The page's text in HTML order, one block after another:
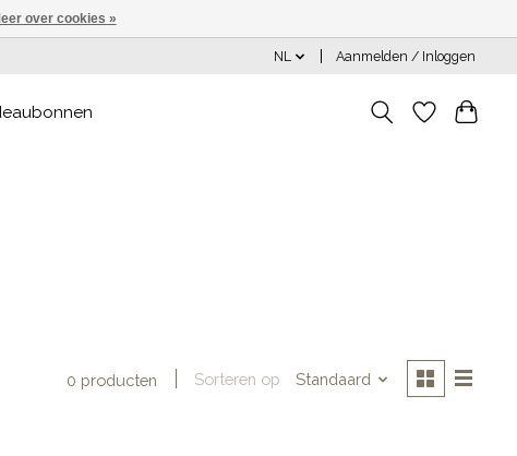
NL Aanmelden / Inloggen
0 producten Sorteren op Standaard
over cookies »